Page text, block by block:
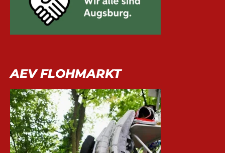
AEV FLOHMARKT